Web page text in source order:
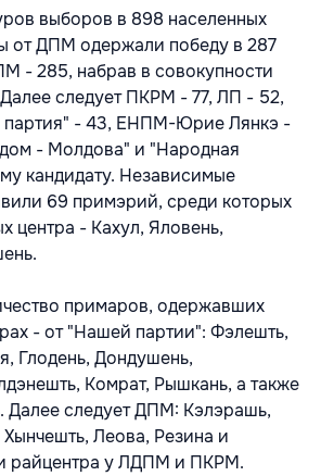
выборов в 898 населенных
от ДПМ одержали победу в 287
- 285, набрав в совокупности
следует ПКРМ - 77, ЛП - 52,
- 43, ЕНПМ-Юрие Лянкэ -
- Молдова" и "Народная
кандидату. Независимые
69 примэрий, среди которых
центра - Кахул, Яловень,
примаров, одержавших
- от "Нашей партии": Фэлешть,
Глодень, Дондушень,
Комрат, Рышкань, а также
Далее следует ДПМ: Кэлэрашь,
Леова, Резина и
райцентра у ЛДПМ и ПКРМ.